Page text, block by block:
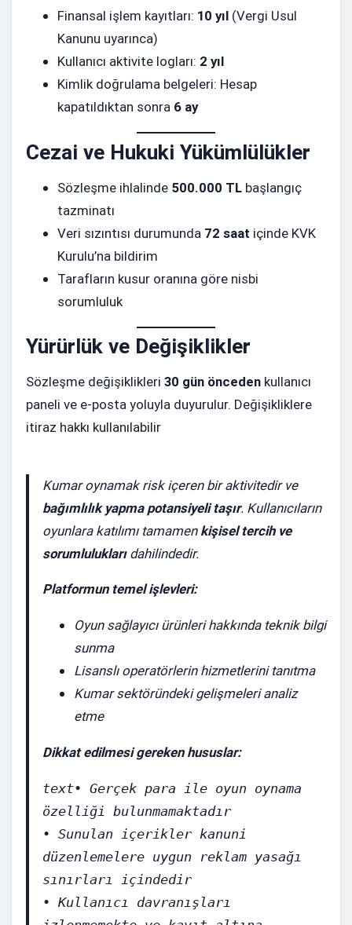
Finansal işlem kayıtları: 10 yıl (Vergi Usul
Kanunu uyarınca)
Kullanıcı aktivite logları: 2 yıl
Kimlik doğrulama belgeleri: Hesap
kapatıldıktan sonra 6 ay
Cezai ve Hukuki Yükümlülükler
Sözleşme ihlalinde 500.000 TL başlangıç
tazminatı
Veri sızıntısı durumunda 72 saat içinde KVK
Kurulu’na bildirim
Tarafların kusur oranına göre nisbi
sorumluluk
Yürürlük ve Değişiklikler
Sözleşme değişiklikleri 30 gün önceden kullanıcı
paneli ve e-posta yoluyla duyurulur. Değişikliklere
itiraz hakkı kullanılabilir
Kumar oynamak risk içeren bir aktivitedir ve
bağımlılık yapma potansiyeli taşır. Kullanıcıların
oyunlara katılımı tamamenkişisel tercih ve
sorumluluklarıdahilindedir.
Platformun temel işlevleri:
Oyun sağlayıcı ürünleri hakkında teknik bilgi
sunma
Lisanslı operatörlerin hizmetlerini tanıtma
Kumar sektöründeki gelişmeleri analiz
etme
Dikkat edilmesi gereken hususlar:
text• Gerçek para ile oyun oynama
özelliği bulunmamaktadır
• Sunulan içerikler kanuni
düzenlemelere uygun reklam yasağı
sınırları içindedir
• Kullanıcı davranışları